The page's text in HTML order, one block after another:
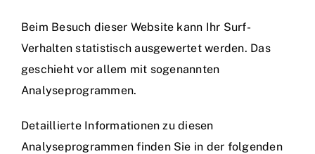
Beim Besuch dieser Website kann Ihr Surf-
Verhalten statistisch ausgewertet werden. Das
geschieht vor allem mit sogenannten
Analyseprogrammen.
Detaillierte Informationen zu diesen
Analyseprogrammen finden Sie in der folgenden